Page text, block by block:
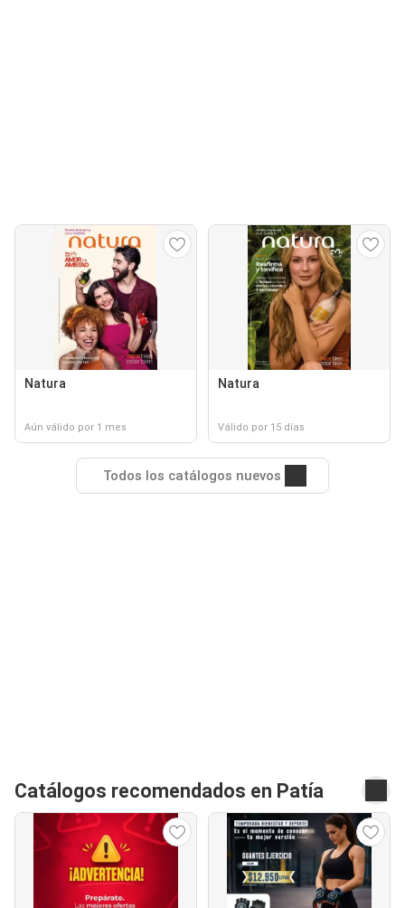
Natura
Aún válido por 1 mes
Natura
Válido por 15 días
Todos los catálogos nuevos
Catálogos recomendados en Patía